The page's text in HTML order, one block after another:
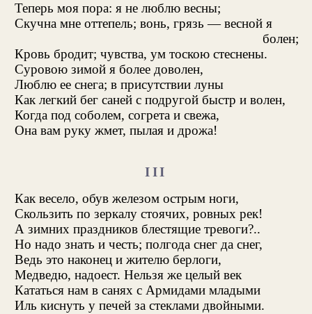
Теперь моя пора: я не люблю весны;
Скучна мне оттепель; вонь, грязь — весной я
болен;
Кровь бродит; чувства, ум тоскою стеснены.
Суровою зимой я более доволен,
Люблю ее снега; в присутствии луны
Как легкий бег саней с подругой быстр и волен,
Когда под соболем, согрета и свежа,
Она вам руку жмет, пылая и дрожа!
III
Как весело, обув железом острым ноги,
Скользить по зеркалу стоячих, ровных рек!
А зимних праздников блестящие тревоги?..
Но надо знать и честь; полгода снег да снег,
Ведь это наконец и жителю берлоги,
Медведю, надоест. Нельзя же целый век
Кататься нам в санях с Армидами младыми
Иль киснуть у печей за стеклами двойными.